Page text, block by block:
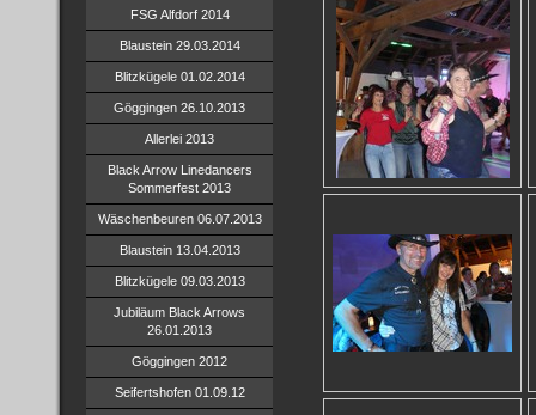
FSG Alfdorf 2014
Blaustein 29.03.2014
Blitzkügele 01.02.2014
Göggingen 26.10.2013
Allerlei 2013
Black Arrow Linedancers
Sommerfest 2013
Wäschenbeuren 06.07.2013
Blaustein 13.04.2013
Blitzkügele 09.03.2013
Jubiläum Black Arrows
26.01.2013
Göggingen 2012
Seifertshofen 01.09.12